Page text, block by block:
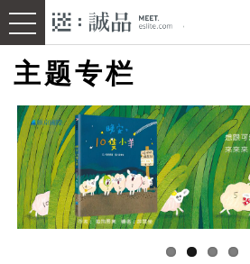
主题专栏